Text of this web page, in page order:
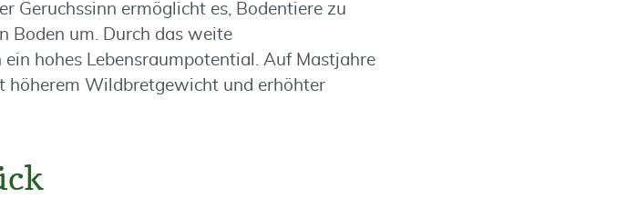
Geruchssinn ermöglicht es, Bodentiere zu
Boden um. Durch das weite
hohes Lebensraumpotential. Auf Mastjahre
höherem Wildbretgewicht und erhöhter